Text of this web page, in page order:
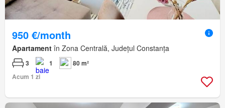
950 €/month
Apartament în Zona Centrală, Județul Constanța
3 1
80 m²
Acum 1 zi